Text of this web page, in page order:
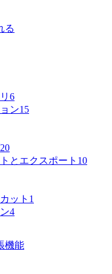
る
6
ン15
20
とエクスポート 10
ット 1
4
機能